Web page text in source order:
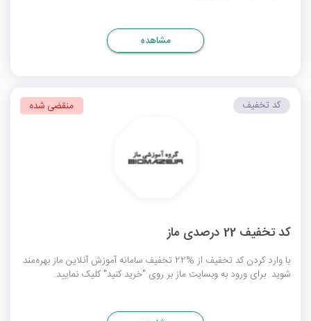
مشاهده
کد تخفیف 22 درصدی ماز
با وارد کردن کد تخفیف از %22 تخفیف سامانه آموزش آنلاین ماز بهره‌مند
شوید. برای ورود به وبسایت ماز بر روی "خرید کنید" کلیک نمایید.
کد تخفیف منقضی شده